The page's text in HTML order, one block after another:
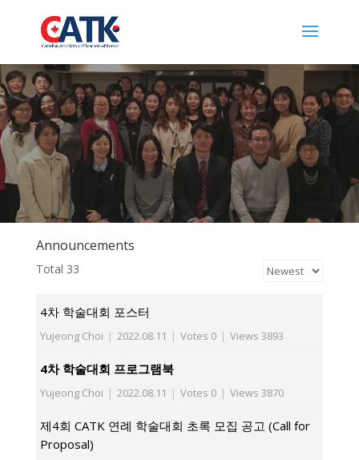
Announcements
Total 33
4차 학술대회 포스터
Yujeong Choi | 2022.08.11 | Votes 0 | Views 3893
4차 학술대회 프로그램북
Yujeong Choi | 2022.08.11 | Votes 0 | Views 3870
제4회 CATK 연례 학술대회 초록 모집 공고 (Call for
Proposal)